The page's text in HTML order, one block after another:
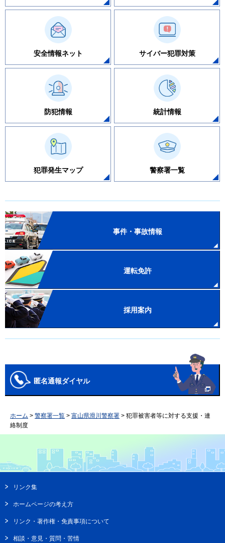
安全情報ネット サイバー犯罪対策
防犯情報 統計情報
犯罪発生マップ 警察署一覧
事件・事故情報
運転免許
採用案内
匿名通報ダイヤル
ホーム > 警察署一覧 > 富山県滑川警察署 > 犯罪被害者等に対する支援・連
絡制度
リンク集
ホームページの考え方
リンク・著作権・免責事項について
相談・意見・質問・苦情